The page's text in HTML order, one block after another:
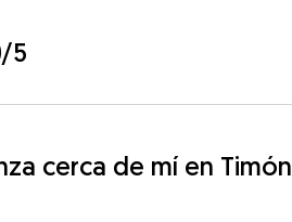
5
cerca de mí en Timón